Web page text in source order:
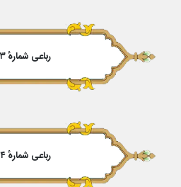
رباعی شمارهٔ ۸۳
رباعی شمارهٔ ۸۴